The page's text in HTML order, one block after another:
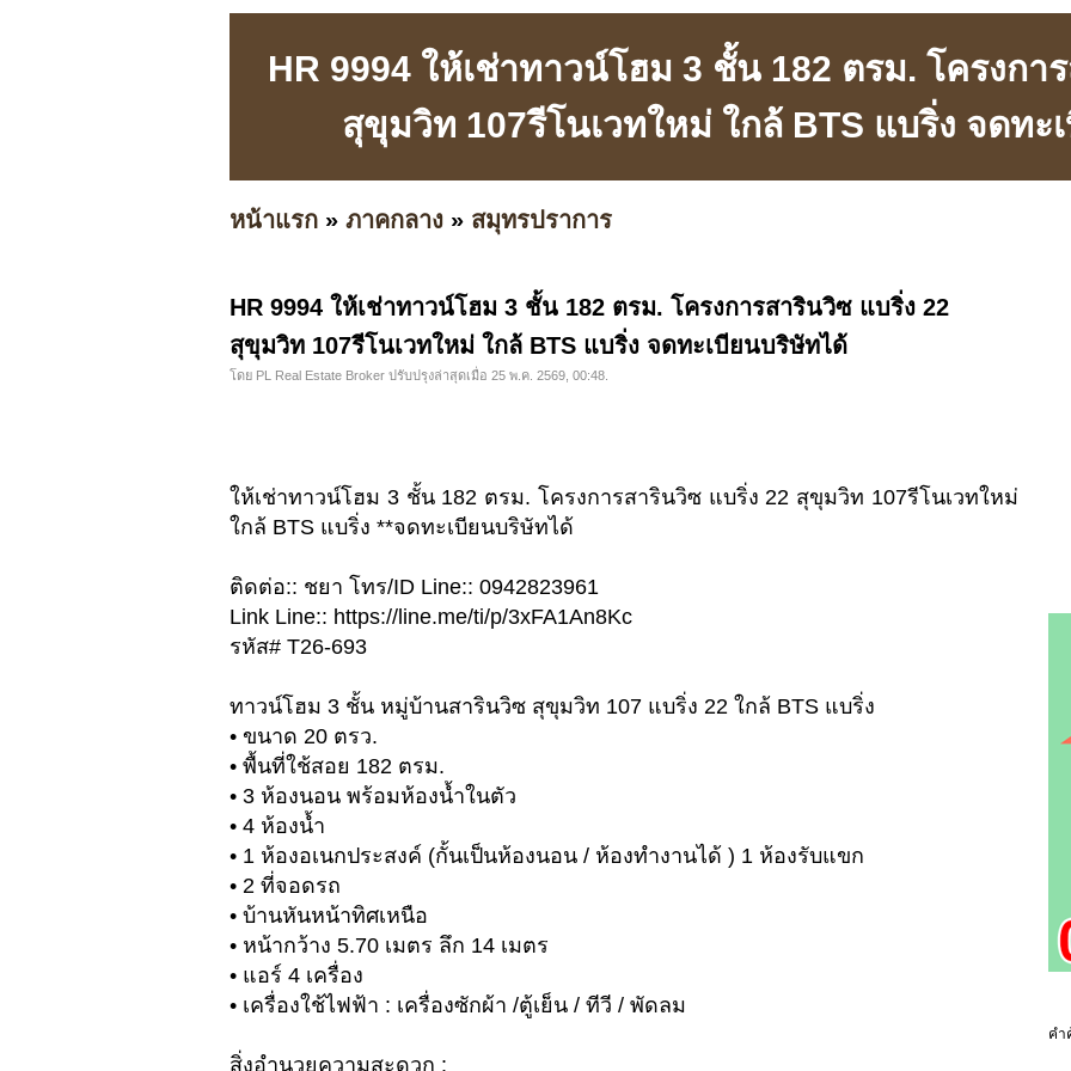
HR 9994 ให้เช่าทาวน์โฮม 3 ชั้น 182 ตรม. โครงกา
สุขุมวิท 107รีโนเวทใหม่ ใกล้ BTS แบริ่ง จดทะ
หน้าแรก » ภาคกลาง » สมุทรปราการ
HR 9994 ให้เช่าทาวน์โฮม 3 ชั้น 182 ตรม. โครงการสารินวิซ แบริ่ง 22
สุขุมวิท 107รีโนเวทใหม่ ใกล้ BTS แบริ่ง จดทะเบียนบริษัทได้
โดย PL Real Estate Broker ปรับปรุงล่าสุดเมื่อ 25 พ.ค. 2569, 00:48.
ให้เช่าทาวน์โฮม 3 ชั้น 182 ตรม. โครงการสารินวิซ แบริ่ง 22 สุขุมวิท 107รีโนเวทใหม่
ใกล้ BTS แบริ่ง **จดทะเบียนบริษัทได้
ติดต่อ:: ชยา โทร/ID Line:: 0942823961
Link Line:: https://line.me/ti/p/3xFA1An8Kc
รหัส# T26-693
ทาวน์โฮม 3 ชั้น หมู่บ้านสารินวิซ สุขุมวิท 107 แบริ่ง 22 ใกล้ BTS แบริ่ง
• ขนาด 20 ตรว.
• พื้นที่ใช้สอย 182 ตรม.
• 3 ห้องนอน พร้อมห้องน้ำในตัว
• 4 ห้องน้ำ
• 1 ห้องอเนกประสงค์ (กั้นเป็นห้องนอน / ห้องทำงานได้ ) 1 ห้องรับแขก
• 2 ที่จอดรถ
• บ้านหันหน้าทิศเหนือ
• หน้ากว้าง 5.70 เมตร ลึก 14 เมตร
• แอร์ 4 เครื่อง
• เครื่องใช้ไฟฟ้า : เครื่องซักผ้า /ตู้เย็น / ทีวี / พัดลม
สิ่งอำนวยความสะดวก :
คำ